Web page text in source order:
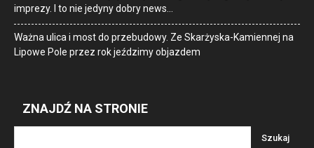
imprezy. I to nie jedyny dobry news…
Ważna ulica i most do przebudowy. Ze Skarżyska-Kamiennej na
Lipowe Pole przez rok jeździmy objazdem
ZNAJDŹ NA STRONIE